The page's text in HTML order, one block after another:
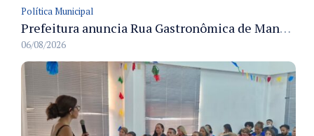
Política Municipal
Prefeitura anuncia Rua Gastronômica de Manaus e garante alternativas para 54 ambulantes cadastrados
06/08/2026